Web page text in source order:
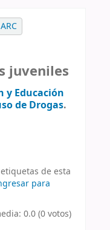
juveniles
y Educación
de Drogas.
de esta
para
0.0 (0 votos)